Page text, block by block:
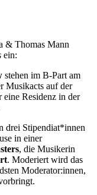
& Thomas Mann
ein:
stehen im B-Part am
Musikacts auf der
Residenz in der
drei Stipendiat*innen
in einer
, die Musikerin
. Moderiert wird das
Moderator:innen,